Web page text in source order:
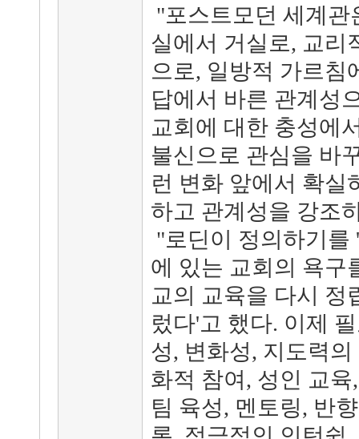
"포스트모던 세계관
실에서 거실로, 교리
으로, 일방적 가르침
답에서 바른 관계성
교회에 대한 충성에
불신으로 관심을 바
런 변화 앞에서 확실
하고 관계성을 강조
"로딘이 정의하기를
에 있는 교회의 욕구
교의 교육을 다시 정
렀다'고 했다. 이제
성, 변화성, 지도력
화적 참여, 성인 교
팀 육성, 멘토링, 반